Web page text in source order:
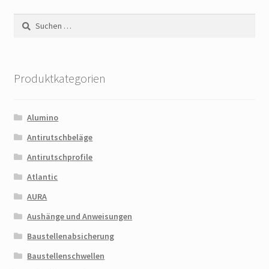
Suchen
nach:
Produktkategorien
Alumino
Antirutschbeläge
Antirutschprofile
Atlantic
AURA
Aushänge und Anweisungen
Baustellenabsicherung
Baustellenschwellen